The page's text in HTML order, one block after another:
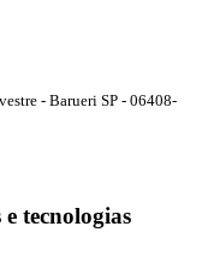
- Barueri SP - 06408-
tecnologias